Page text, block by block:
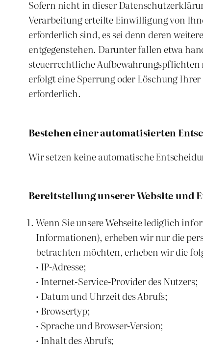
Sofern nicht in dieser
Verarbeitung erteilte Einwilligung von
erforderlich sind, es sei denn deren
entgegenstehen. Darunter fallen etwa
steuerrechtliche Aufbewahrungspflichten
erfolgt eine Sperrung oder Löschung
erforderlich.
Bestehen einer automatisierten
Wir setzen keine automatische
Bereitstellung unserer Website und
Wenn Sie unsere Webseite lediglich
Informationen), erheben wir nur die
betrachten möchten, erheben wir die
• IP-Adresse;
• Internet-Service-Provider des Nutzers;
• Datum und Uhrzeit des Abrufs;
• Browsertyp;
• Sprache und Browser-Version;
• Inhalt des Abrufs;